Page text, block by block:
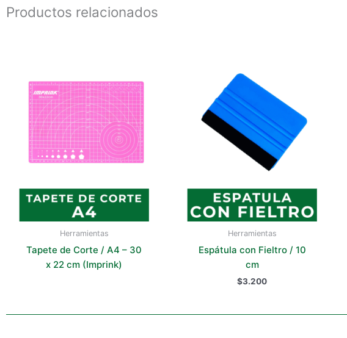
Productos relacionados
Herramientas
Tapete de Corte / A4 – 30
x 22 cm (Imprink)
Herramientas
Espátula con Fieltro / 10
cm
$3.200